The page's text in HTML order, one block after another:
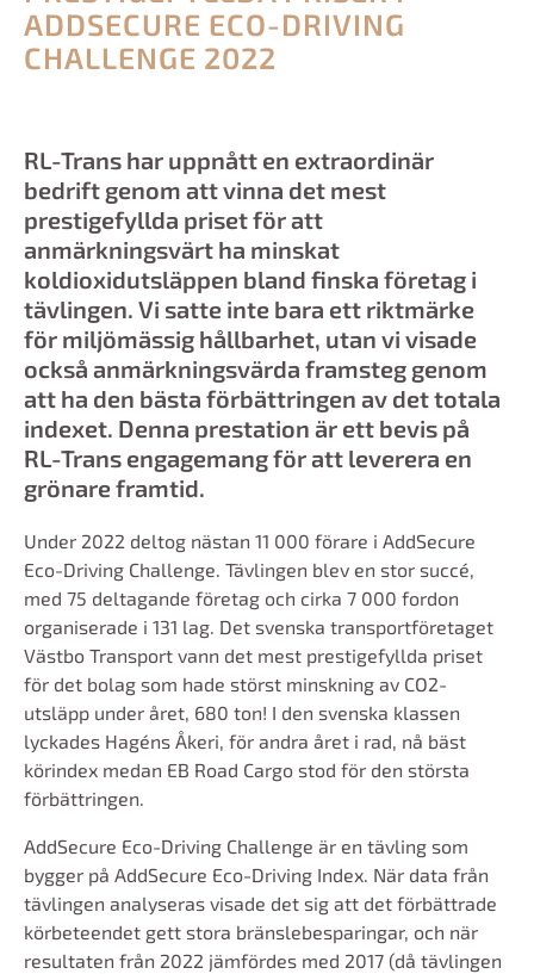
ADDSECURE ECO-DRIVING
CHALLENGE 2022
RL-Trans har uppnått en extraordinär
bedrift genom att vinna det mest
prestigefyllda priset för att
anmärkningsvärt ha minskat
koldioxidutsläppen bland finska företag i
tävlingen. Vi satte inte bara ett riktmärke
för miljömässig hållbarhet, utan vi visade
också anmärkningsvärda framsteg genom
att ha den bästa förbättringen av det totala
indexet. Denna prestation är ett bevis på
RL-Trans engagemang för att leverera en
grönare framtid.
Under 2022 deltog nästan 11 000 förare i AddSecure
Eco-Driving Challenge. Tävlingen blev en stor succé,
med 75 deltagande företag och cirka 7 000 fordon
organiserade i 131 lag. Det svenska transportföretaget
Västbo Transport vann det mest prestigefyllda priset
för det bolag som hade störst minskning av CO2-
utsläpp under året, 680 ton! I den svenska klassen
lyckades Hagéns Åkeri, för andra året i rad, nå bäst
körindex medan EB Road Cargo stod för den största
förbättringen.
AddSecure Eco-Driving Challenge är en tävling som
bygger på AddSecure Eco-Driving Index. När data från
tävlingen analyseras visade det sig att det förbättrade
körbeteendet gett stora bränslebesparingar, och när
resultaten från 2022 jämfördes med 2017 (då tävlingen